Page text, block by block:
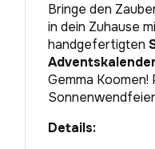
Bringe den
in dein Zuhause
handgefertigten
Adventskalender
Gemma
Details: